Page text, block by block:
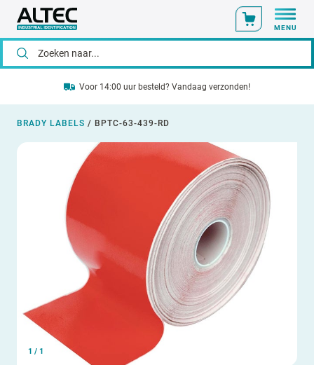
MENU
Voor 14:00 uur besteld? Vandaag verzonden!
BRADY LABELS / BPTC-63-439-RD
1 / 1